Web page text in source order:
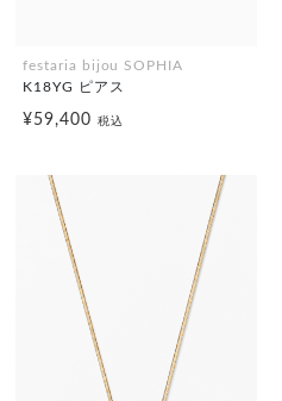
festaria bijou SOPHIA
K18YG ピアス
¥59,400 税込